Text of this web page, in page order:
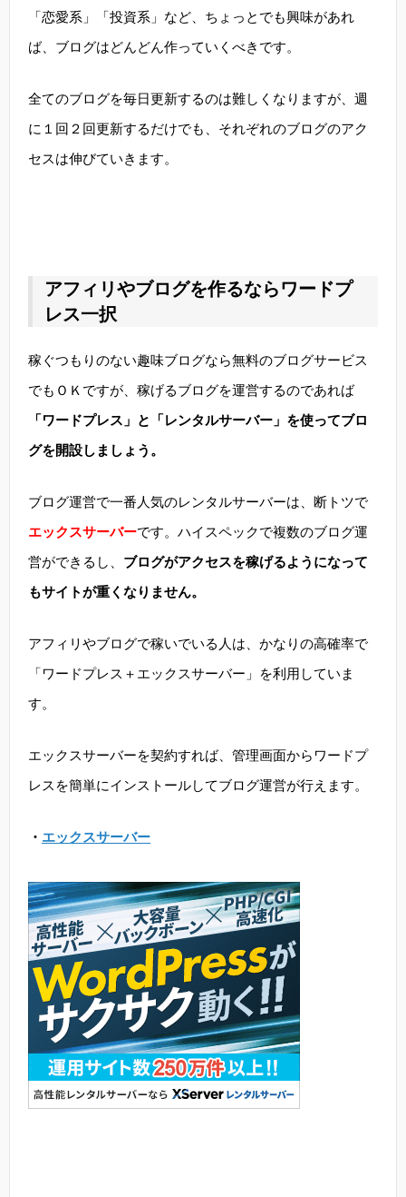
「恋愛系」「投資系」など、ちょっとでも興味があれ
ば、ブログはどんどん作っていくべきです。
全てのブログを毎日更新するのは難しくなりますが、週
に１回２回更新するだけでも、それぞれのブログのアク
セスは伸びていきます。
アフィリやブログを作るならワードプ
レス一択
稼ぐつもりのない趣味ブログなら無料のブログサービス
でもＯＫですが、稼げるブログを運営するのであれば
「ワードプレス」と「レンタルサーバー」を使ってブロ
グを開設しましょう。
ブログ運営で一番人気のレンタルサーバーは、断トツで
エックスサーバーです。ハイスペックで複数のブログ運
営ができるし、 ブログがアクセスを稼げるようになって
もサイトが重くなりません。
アフィリやブログで稼いでいる人は、かなりの高確率で
「ワードプレス＋エックスサーバー」を利用していま
す。
エックスサーバーを契約すれば、管理画面からワードプ
レスを簡単にインストールしてブログ運営が行えます。
・ エックスサーバー